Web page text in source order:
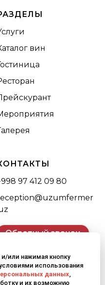
вин
97 412 09 80
Обратный звонок
или нажимая кнопку
использования
данных,
и их возможную